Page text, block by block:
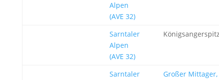
Alpen
(AVE 32)
Sarntaler
Alpen
(AVE 32)
Sarntaler
Großer Mittager,